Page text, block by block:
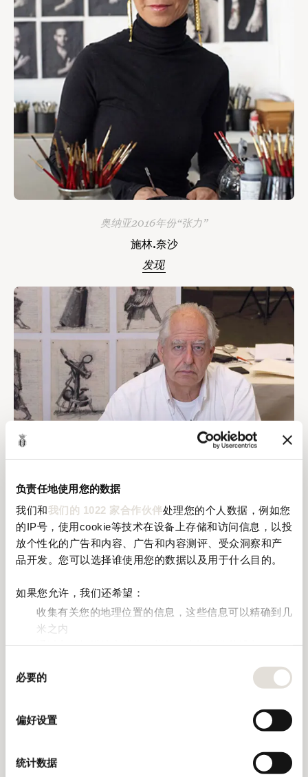
负责任地使用您的数据
我们和我们的 1022 家合作伙伴处理您的个人数据，例如您
的IP号，使用cookie等技术在设备上存储和访问信息，以投
放个性化的广告和内容、广告和内容测评、受众洞察和产
品开发。您可以选择谁使用您的数据以及用于什么目的。
如果您允许，我们还希望：
收集有关您的地理位置的信息，这些信息可以精确到几
米之内
通过主动扫描特定特征（指纹）来识别您的设备
并设置您的首选项。您可随时从Cookie声明中更改或撤回
我们使用 Cookie 来制作贴合用户需求的内容与广告、提供
体、广告和分析合作伙伴分享您对我们网站的使用情况，
必要的
偏好设置
统计数据
奥纳亚2016年份“张力”
施林.奈沙
发现
奥纳亚2015年份 “魅力”
威廉.肯特里奇